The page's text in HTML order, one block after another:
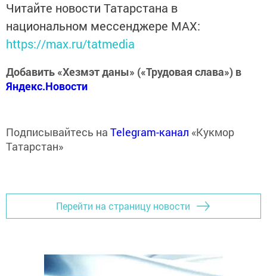
Читайте новости Татарстана в
национальном мессенджере MАХ:
https://max.ru/tatmedia
Добавить «Хезмэт даны» («Трудовая слава») в
Яндекс.Новости
Подписывайтесь на Telegram-канал «Кукмор
Татарстан»
Перейти на страницу новости